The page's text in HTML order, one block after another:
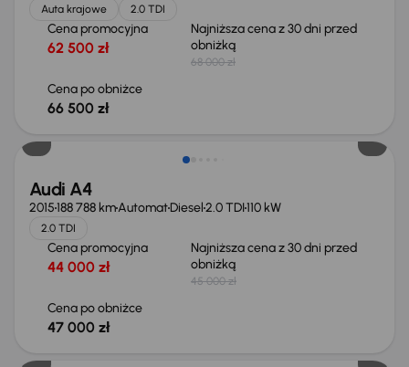
Auta krajowe
2.0 TDI
Cena promocyjna
62 500 zł
Najniższa cena z 30 dni przed
obniżką
68 000 zł
Cena po obniżce
66 500 zł
Audi A4
2015188 788 kmAutomatDiesel2.0 TDI110 kW
2.0 TDI
Cena promocyjna
44 000 zł
Najniższa cena z 30 dni przed
obniżką
45 000 zł
Cena po obniżce
47 000 zł